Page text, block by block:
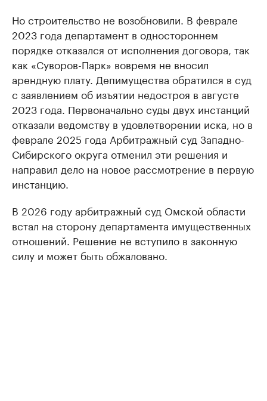
Но строительство не возобновили. В феврале
2023 года департамент в одностороннем
порядке отказался от исполнения договора, так
как «Суворов-Парк» вовремя не вносил
арендную плату. Депимущества обратился в суд
с заявлением об изъятии недостроя в августе
2023 года. Первоначально суды двух инстанций
отказали ведомству в удовлетворении иска, но в
феврале 2025 года Арбитражный суд Западно-
Сибирского округа отменил эти решения и
направил дело на новое рассмотрение в первую
инстанцию.
В 2026 году арбитражный суд Омской области
встал на сторону департамента имущественных
отношений. Решение не вступило в законную
силу и может быть обжаловано.